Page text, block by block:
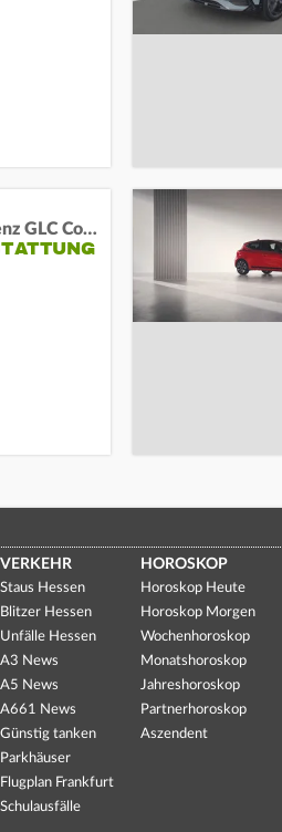
Das neue Mercedes-Benz GLC Coupé
VERKEHR
Staus Hessen
Blitzer Hessen
Unfälle Hessen
A3 News
A5 News
A661 News
Günstig tanken
Parkhäuser
Flugplan Frankfurt
Schulausfälle
HOROSKOP
Horoskop Heute
Horoskop Morgen
Wochenhoroskop
Monatshoroskop
Jahreshoroskop
Partnerhoroskop
Aszendent